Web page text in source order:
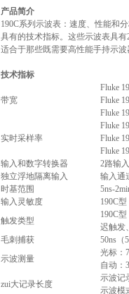
产品简介
190C系列示波表：速度、性能和
具有的技术指标。这些示波表具
适合于那些既需要高性能手持示
技术指标
带宽
Fluke
Fluke
Fluke
实时采样率
Fluke
Fluke
Fluke
输入和数字转换器
2路输
独立浮地隔离输入
输入通
时基范围
5ns-
输入灵敏度
190C
触发类型
190C
迟触发
毛刺捕获
50ns（
示波测量
光标：
自动：
zui大记录长度
示波记
示波模